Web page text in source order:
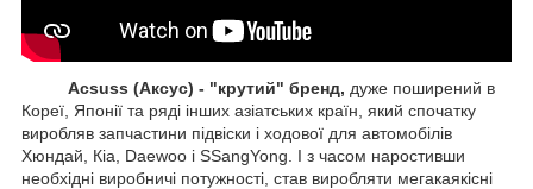
Acsuss (Аксус) - "крутий" бренд, дуже поширений в
Кореї, Японії та ряді інших азіатських країн, який спочатку
виробляв запчастини підвіски і ходової для автомобілів
Хюндай, Кіа, Daewoo і SSangYong. І з часом наростивши
необхідні виробничі потужності, став виробляти мегакаякісні